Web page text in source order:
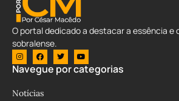
O portal dedicado a destacar a essência e
sobralense.
Navegue por categorias
Notícias